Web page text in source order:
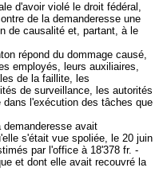
d'avoir violé le droit fédéral,
de la demanderesse une
de causalité et, partant, à le
répond du dommage causé,
employés, leurs auxiliaires,
de la faillite, les
de surveillance, les autorités
l'exécution des tâches que
avait
s'était vue spoliée, le 20 juin
par l'office à 18'378 fr. -
et dont elle avait recouvré la